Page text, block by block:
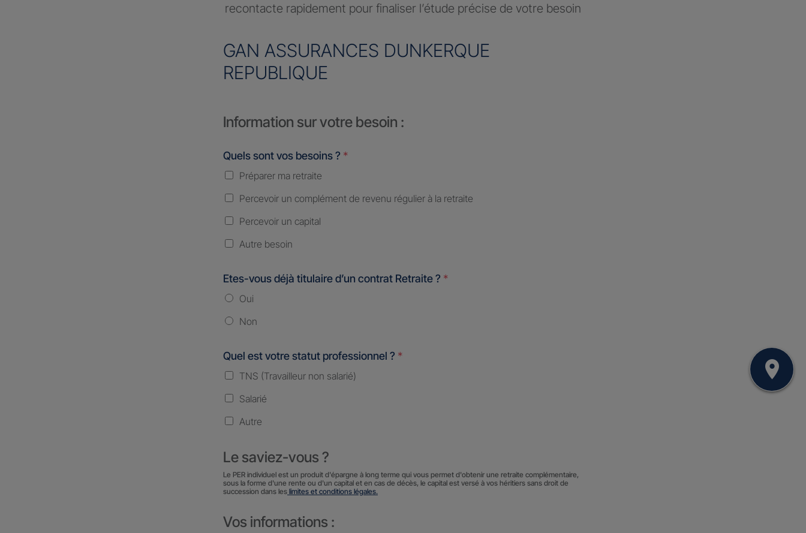
recontacte rapidement pour finaliser l’étude précise de votre besoin
GAN ASSURANCES DUNKERQUE
REPUBLIQUE
Information sur votre besoin :
Quels sont vos besoins ? *
Préparer ma retraite
Percevoir un complément de revenu régulier à la retraite
Percevoir un capital
Autre besoin
Etes-vous déjà titulaire d’un contrat Retraite ? *
Oui
Non
Quel est votre statut professionnel ? *
TNS (Travailleur non salarié)
Salarié
Autre
Le saviez-vous ?
Le PER individuel est un produit d'épargne à long terme qui vous permet d'obtenir une retraite complémentaire,
sous la forme d'une rente ou d'un capital et en cas de décès, le capital est versé à vos héritiers sans droit de
succession dans leslimites et conditions légales.
Vos informations :